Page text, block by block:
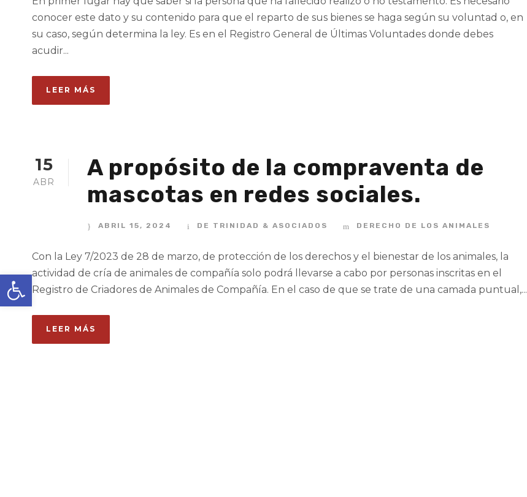
Abrir barra de herramientas
conocer este dato y su contenido para que el reparto de sus bienes se haga según su voluntad o, en
su caso, según determina la ley. Es en el Registro General de Últimas Voluntades donde debes
acudir...
LEER MÁS
15
ABR
A propósito de la compraventa de
mascotas en redes sociales.
ABRIL 15, 2024 DE TRINIDAD & ASOCIADOS DERECHO DE LOS ANIMALES
Con la Ley 7/2023 de 28 de marzo, de protección de los derechos y el bienestar de los animales, la
actividad de cría de animales de compañía solo podrá llevarse a cabo por personas inscritas en el
Registro de Criadores de Animales de Compañía. En el caso de que se trate de una camada puntual,...
LEER MÁS